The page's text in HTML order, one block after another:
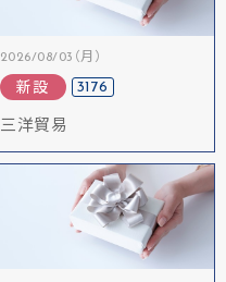
2026/08/03（月）
新設 3176
三洋貿易